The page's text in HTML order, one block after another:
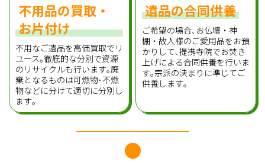
不用品の買取・
お片付け
不用なご遺品を高価買取でリ
ユース｡徹底的な分別で資源
のリサイクルも行います｡廃
棄となるものは可燃物･不燃
物などに分けて適切に分別し
ます｡
遺品の合同供養
ご希望の場合､お仏壇・神
棚・故人様のご愛用品をお預
かりして､提携寺院でお焚き
上げによる合同供養を行いま
す｡宗派の決まりに準じてご
供養します｡